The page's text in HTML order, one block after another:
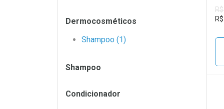
R$
Dermocosméticos
Shampoo (1)
Shampoo
Condicionador